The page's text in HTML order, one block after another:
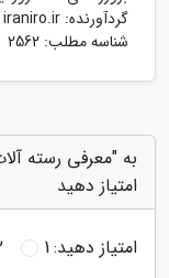
گردآورنده: iraniro.ir
شناسه مطلب: 2562
به "معرفی رسته
امتیاز دهید
امتیاز دهید:1